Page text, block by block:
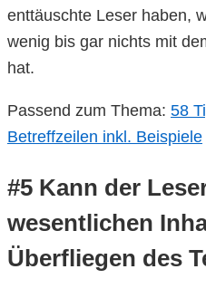
enttäuschte Leser haben,
wenig bis gar nichts mit
hat.
Passend zum Thema: 58
Betreffzeilen inkl. Beispiele
#5 Kann der
wesentlichen
Überfliegen des